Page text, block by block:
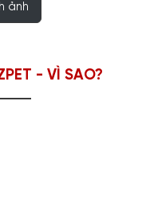
ảnh
- VÌ SAO?